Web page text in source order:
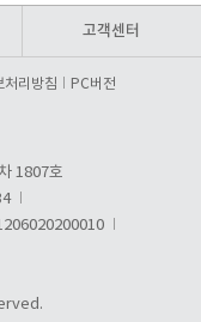
고객센터
처리방침 PC버전
1807호